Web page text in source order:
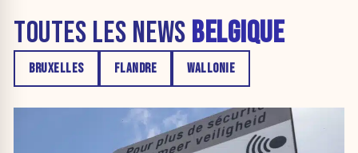
TOUTES LES NEWS BELGIQUE
BRUXELLES FLANDRE WALLONIE